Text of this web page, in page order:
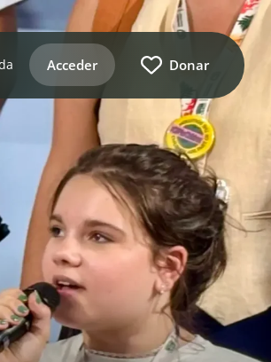
Acceder Donar